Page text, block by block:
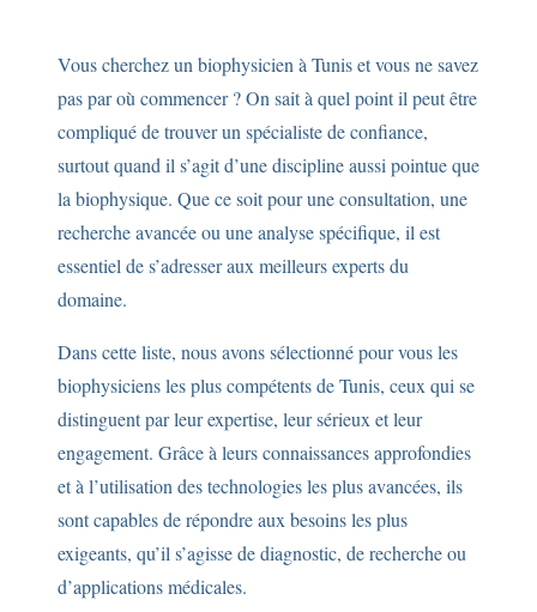
Vous cherchez un biophysicien à Tunis et vous ne savez
pas par où commencer ? On sait à quel point il peut être
compliqué de trouver un spécialiste de confiance,
surtout quand il s’agit d’une discipline aussi pointue que
la biophysique. Que ce soit pour une consultation, une
recherche avancée ou une analyse spécifique, il est
essentiel de s’adresser aux meilleurs experts du
domaine.
Dans cette liste, nous avons sélectionné pour vous les
biophysiciens les plus compétents de Tunis, ceux qui se
distinguent par leur expertise, leur sérieux et leur
engagement. Grâce à leurs connaissances approfondies
et à l’utilisation des technologies les plus avancées, ils
sont capables de répondre aux besoins les plus
exigeants, qu’il s’agisse de diagnostic, de recherche ou
d’applications médicales.